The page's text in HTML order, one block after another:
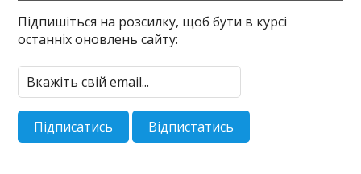
Підпишіться на розсилку, щоб бути в курсі
останніх оновлень сайту: